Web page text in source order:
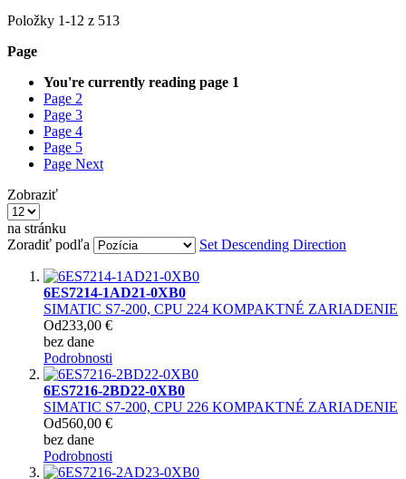
Položky 1-12 z 513
Page
You're currently reading page 1
Page 2
Page 3
Page 4
Page 5
Page Next
Zobraziť
na stránku
Zoradiť podľa
Set Descending Direction
6ES7214-1AD21-0XB0
SIMATIC S7-200, CPU 224 KOMPAKTNÉ ZARIADENIE
Od233,00 €
bez dane
Podrobnosti
6ES7216-2BD22-0XB0
SIMATIC S7-200, CPU 226 KOMPAKTNÉ ZARIADENIE
Od560,00 €
bez dane
Podrobnosti